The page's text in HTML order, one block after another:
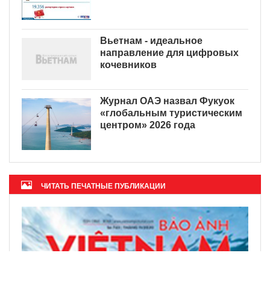
Вьетнам - идеальное
направление для цифровых
кочевников
Журнал ОАЭ назвал Фукуок
«глобальным туристическим
центром» 2026 года
ЧИТАТЬ ПЕЧАТНЫЕ ПУБЛИКАЦИИ